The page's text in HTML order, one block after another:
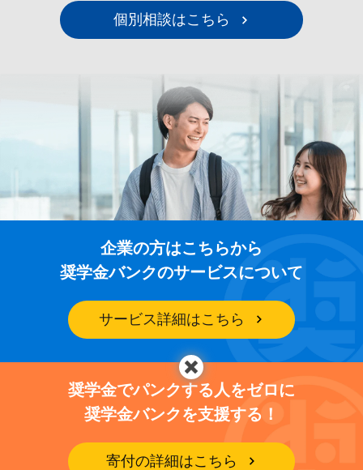
個別相談はこちら
企業の方はこちらから
奨学金バンクのサービスについて
サービス詳細はこちら
奨学金でパンクする人をゼロに
奨学金バンクを支援する！
寄付の詳細はこちら